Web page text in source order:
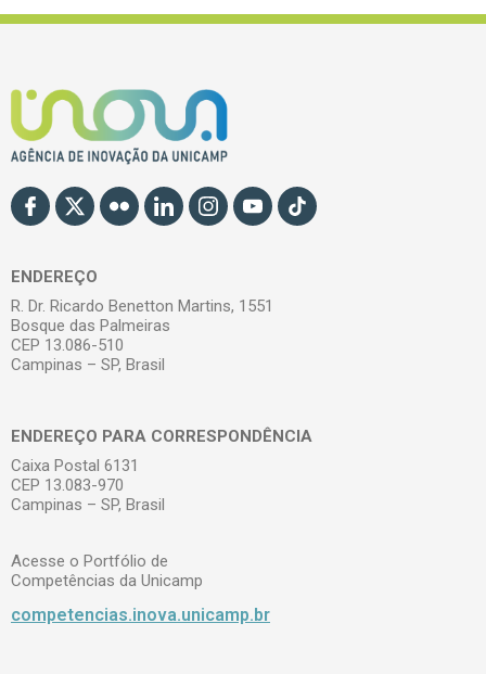
ENDEREÇO
R. Dr. Ricardo Benetton Martins, 1551
Bosque das Palmeiras
CEP 13.086-510
Campinas – SP, Brasil
ENDEREÇO PARA CORRESPONDÊNCIA
Caixa Postal 6131
CEP 13.083-970
Campinas – SP, Brasil
Acesse o Portfólio de
Competências da Unicamp
competencias.inova.unicamp.br